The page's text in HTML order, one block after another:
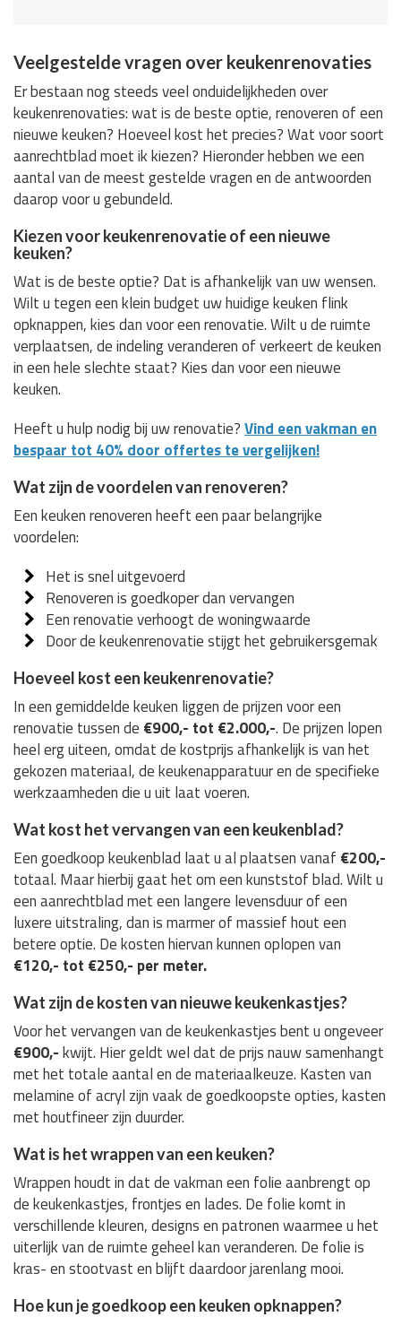
Veelgestelde vragen over keukenrenovaties
Er bestaan nog steeds veel onduidelijkheden over
keukenrenovaties: wat is de beste optie, renoveren of een
nieuwe keuken? Hoeveel kost het precies? Wat voor soort
aanrechtblad moet ik kiezen? Hieronder hebben we een
aantal van de meest gestelde vragen en de antwoorden
daarop voor u gebundeld.
Kiezen voor keukenrenovatie of een nieuwe
keuken?
Wat is de beste optie? Dat is afhankelijk van uw wensen.
Wilt u tegen een klein budget uw huidige keuken flink
opknappen, kies dan voor een renovatie. Wilt u de ruimte
verplaatsen, de indeling veranderen of verkeert de keuken
in een hele slechte staat? Kies dan voor een nieuwe
keuken.
Heeft u hulp nodig bij uw renovatie?Vind een vakman en
bespaar tot 40% door offertes te vergelijken!
Wat zijn de voordelen van renoveren?
Een keuken renoveren heeft een paar belangrijke
voordelen:
Het is snel uitgevoerd
Renoveren is goedkoper dan vervangen
Een renovatie verhoogt de woningwaarde
Door de keukenrenovatie stijgt het gebruikersgemak
Hoeveel kost een keukenrenovatie?
In een gemiddelde keuken liggen de prijzen voor een
renovatie tussen de €900,- tot €2.000,-. De prijzen lopen
heel erg uiteen, omdat de kostprijs afhankelijk is van het
gekozen materiaal, de keukenapparatuur en de specifieke
werkzaamheden die u uit laat voeren.
Wat kost het vervangen van een keukenblad?
Een goedkoop keukenblad laat u al plaatsen vanaf €200,-
totaal. Maar hierbij gaat het om een kunststof blad. Wilt u
een aanrechtblad met een langere levensduur of een
luxere uitstraling, dan is marmer of massief hout een
betere optie. De kosten hiervan kunnen oplopen van
€120,- tot €250,- per meter.
Wat zijn de kosten van nieuwe keukenkastjes?
Voor het vervangen van de keukenkastjes bent u ongeveer
€900,-kwijt. Hier geldt wel dat de prijs nauw samenhangt
met het totale aantal en de materiaalkeuze. Kasten van
melamine of acryl zijn vaak de goedkoopste opties, kasten
met houtfineer zijn duurder.
Wat is het wrappen van een keuken?
Wrappen houdt in dat de vakman een folie aanbrengt op
de keukenkastjes, frontjes en lades. De folie komt in
verschillende kleuren, designs en patronen waarmee u het
uiterlijk van de ruimte geheel kan veranderen. De folie is
kras- en stootvast en blijft daardoor jarenlang mooi.
Hoe kun je goedkoop een keuken opknappen?